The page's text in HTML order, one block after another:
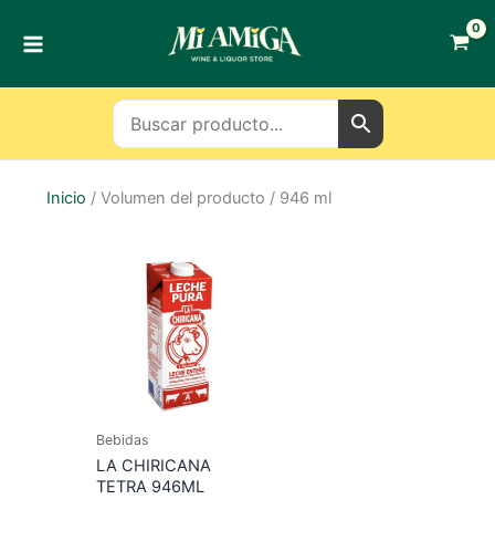
Inicio / Volumen del producto / 946 ml
Bebidas
LA CHIRICANA
TETRA 946ML